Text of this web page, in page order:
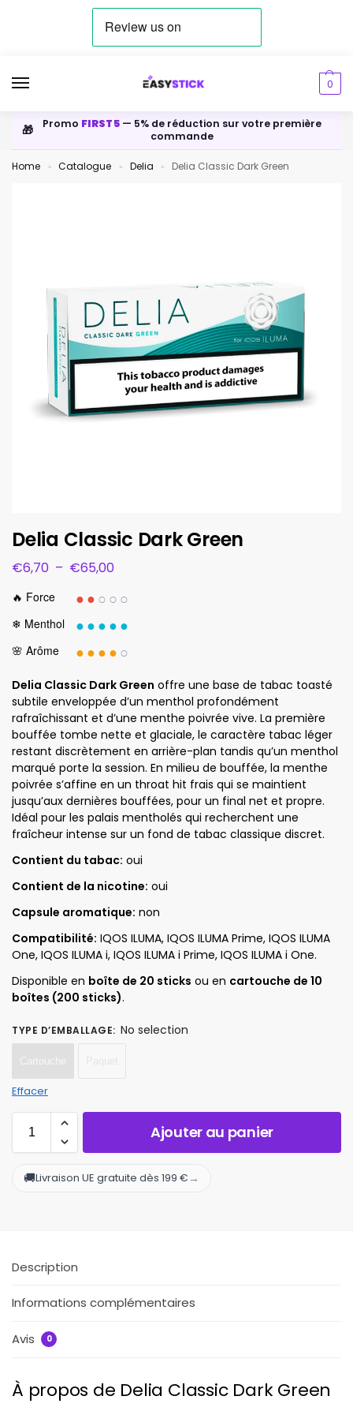
0
🎁 Promo FIRST5 — 5% de réduction sur votre première
commande
Home » Catalogue » Delia » Delia Classic Dark Green
Delia Classic Dark Green
€6,70 – €65,00
🔥 Force ●●○○○
❄ Menthol ●●●●●
🌸 Arôme ●●●●○
Delia Classic Dark Green offre une base de tabac toasté
subtile enveloppée d’un menthol profondément
rafraîchissant et d’une menthe poivrée vive. La première
bouffée tombe nette et glaciale, le caractère tabac léger
restant discrètement en arrière-plan tandis qu’un menthol
marqué porte la session. En milieu de bouffée, la menthe
poivrée s’affine en un throat hit frais qui se maintient
jusqu’aux dernières bouffées, pour un final net et propre.
Idéal pour les palais mentholés qui recherchent une
fraîcheur intense sur un fond de tabac classique discret.
Contient du tabac: oui
Contient de la nicotine: oui
Capsule aromatique: non
Compatibilité: IQOS ILUMA, IQOS ILUMA Prime, IQOS ILUMA
One, IQOS ILUMA i, IQOS ILUMA i Prime, IQOS ILUMA i One.
Disponible en boîte de 20 sticks ou en cartouche de 10
boîtes (200 sticks).
TYPE D’EMBALLAGE: No selection
Cartouche
Effacer
Ajouter au panier
🚚Livraison UE gratuite dès 199 € →
Description
Informations complémentaires
Avis 0
À propos de Delia Classic Dark Green